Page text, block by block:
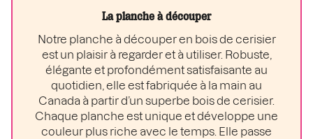
La planche à découper
Notre planche à découper en bois de cerisier
est un plaisir à regarder et à utiliser. Robuste,
élégante et profondément satisfaisante au
quotidien, elle est fabriquée à la main au
Canada à partir d’un superbe bois de cerisier.
Chaque planche est unique et développe une
couleur plus riche avec le temps. Elle passe